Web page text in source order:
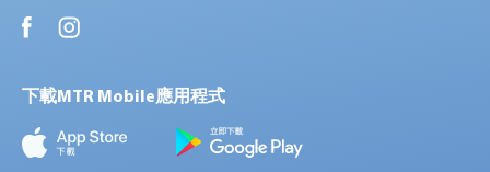
下載MTR Mobile應用程式